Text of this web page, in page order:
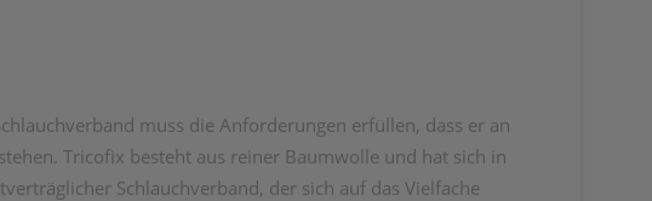
muss die Anforderungen erfüllen, dass er an
Tricofix besteht aus reiner Baumwolle und hat sich in
Schlauchverband, der sich auf das Vielfache